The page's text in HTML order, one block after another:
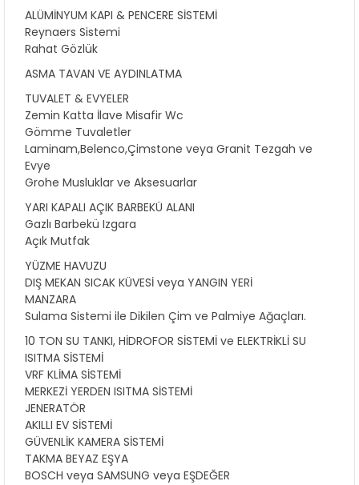
ALÜMİNYUM KAPI & PENCERE SİSTEMİ
Reynaers Sistemi
Rahat Gözlük
ASMA TAVAN VE AYDINLATMA
TUVALET & EVYELER
Zemin Katta İlave Misafir Wc
Gömme Tuvaletler
Laminam,Belenco,Çimstone veya Granit Tezgah ve
Evye
Grohe Musluklar ve Aksesuarlar
YARI KAPALI AÇIK BARBEKÜ ALANI
Gazlı Barbekü Izgara
Açık Mutfak
YÜZME HAVUZU
DIŞ MEKAN SICAK KÜVESİ veya YANGIN YERİ
MANZARA
Sulama Sistemi ile Dikilen Çim ve Palmiye Ağaçları.
10 TON SU TANKI, HİDROFOR SİSTEMİ ve ELEKTRİKLİ SU
ISITMA SİSTEMİ
VRF KLİMA SİSTEMİ
MERKEZİ YERDEN ISITMA SİSTEMİ
JENERATÖR
AKILLI EV SİSTEMİ
GÜVENLİK KAMERA SİSTEMİ
TAKMA BEYAZ EŞYA
BOSCH veya SAMSUNG veya EŞDEĞER